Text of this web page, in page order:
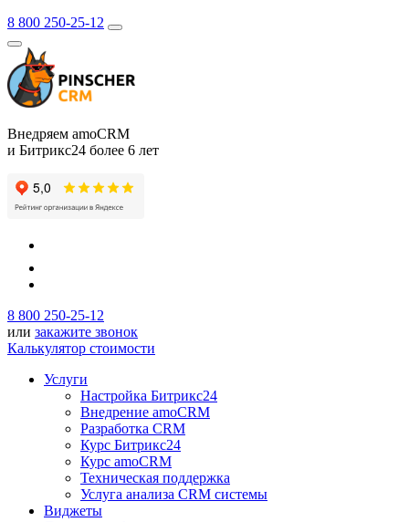
8 800 250-25-12
Внедряем amoCRM
и Битрикс24 более 6 лет
8 800 250-25-12
или закажите звонок
Калькулятор стоимости
Услуги
Настройка Битрикс24
Внедрение amoCRM
Разработка CRM
Курс Битрикс24
Курс amoCRM
Техническая поддержка
Услуга анализа CRM системы
Виджеты